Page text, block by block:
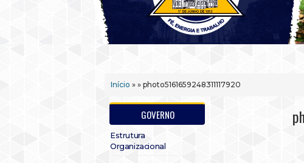
Início » » photo5161659248311117920
GOVERNO
Estrutura
Organizacional